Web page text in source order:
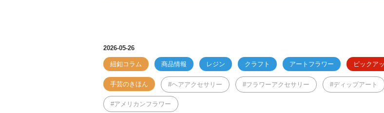
2026-05-26
紐釦コラム 商品情報 レジン クラフト アートフラワー ピックア
手芸のきほん ヘアアクセサリー フラワーアクセサリー ディップアート
アメリカンフラワー